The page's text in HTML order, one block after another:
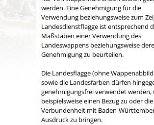
werden. Eine Genehmigung für die
Verwendung beziehungsweise zum
Landesdienstflagge ist entsprechend
Maßstäben einer Verwendung des
Landeswappens beziehungsweise
Genehmigung zu beurteilen.
Die Landesflagge (ohne
sowie die Landesfarben dürfen
genehmigungsfrei verwendet werden,
beispielsweise einen Bezug zu oder die
Verbundenheit mit Baden-
Ausdruck zu bringen.